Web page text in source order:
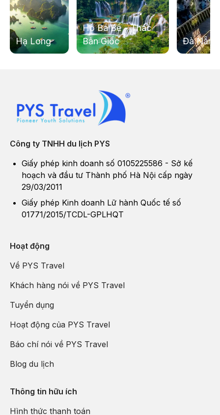
Đà Nẵng
Hạ Long
Hồ Ba Bể - Thác
Bản Giốc
Công ty TNHH du lịch PYS
Giấy phép kinh doanh số 0105225586 - Sở kế
hoạch và đầu tư Thành phố Hà Nội cấp ngày
29/03/2011
Giấy phép Kinh doanh Lữ hành Quốc tế số
01771/2015/TCDL-GPLHQT
Hoạt động
Về PYS Travel
Khách hàng nói về PYS Travel
Tuyển dụng
Hoạt động của PYS Travel
Báo chí nói về PYS Travel
Blog du lịch
Thông tin hữu ích
Hình thức thanh toán